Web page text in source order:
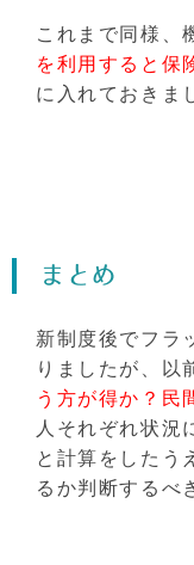
これまで同様、
を利用すると保
に入れておきま
まとめ
新制度後でフラ
りましたが、以
う方が得か？民
人それぞれ状況
と計算をしたう
るか判断するべ